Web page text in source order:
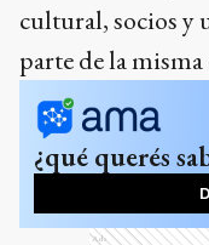
cultural, socios y
parte de la misma
¿qué querés
Ads